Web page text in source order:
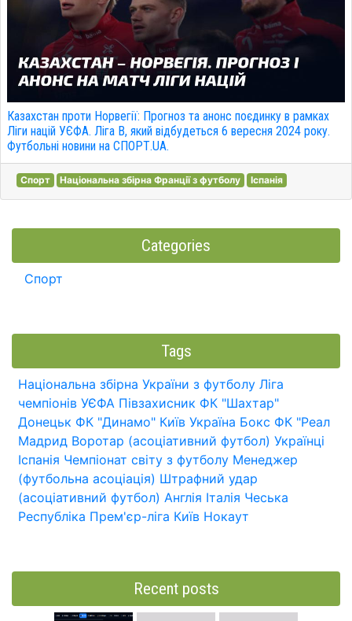
Казахстан проти Норвегії: Прогноз та анонс поєдинку в рамках
Ліги націй УЄФА. Ліга B, який відбудеться 6 вересня 2024 року.
Футбольні новини на СПОРТ.UA.
Спорт Національна збірна Франції з футболу Іспанія
Categories
Спорт
Tags
Національна збірна України з футболу Ліга
чемпіонів УЄФА Півзахисник ФК "Шахтар"
Донецьк ФК "Динамо" Київ Україна Бокс ФК "Реал
Мадрид Воротар (асоціативний футбол) Українці
Іспанія Чемпіонат світу з футболу Менеджер
(футбольна асоціація) Штрафний удар
(асоціативний футбол) Англія Італія Чеська
Республіка Прем'єр-ліга Київ Нокаут
Recent posts